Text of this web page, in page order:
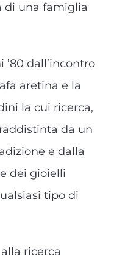
di una famiglia
’80 dall’incontro
aretina e la
la cui ricerca,
da un
e dalla
dei gioielli
tipo di
ricerca